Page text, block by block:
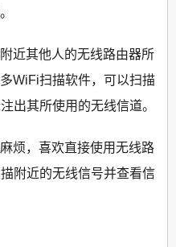
近其他人的无线路由器所
WiFi扫描软件，可以扫描
出其所使用的无线信道。
烦，喜欢直接使用无线路
附近的无线信号并查看信